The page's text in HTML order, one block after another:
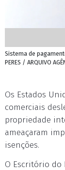
Sistema de
PERES / ARQUIVO
Os Estados
comerciais
propriedade
ameaçaram
isenções.
O Escritório do